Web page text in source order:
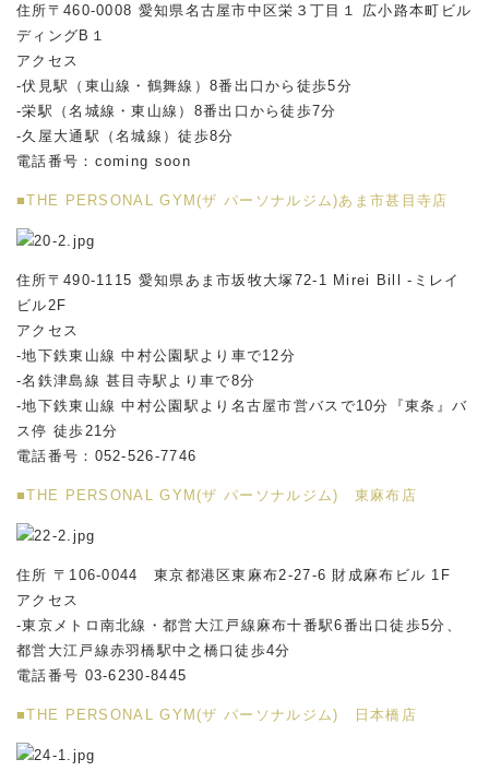
住所〒460-0008 愛知県名古屋市中区栄３丁目１ 広小路本町ビル
ディングB１
アクセス
-伏見駅（東山線・鶴舞線）8番出口から徒歩5分
-栄駅（名城線・東山線）8番出口から徒歩7分
-久屋大通駅（名城線）徒歩8分
電話番号：coming soon
■THE PERSONAL GYM(ザ パーソナルジム)あま市甚目寺店
住所〒490-1115 愛知県あま市坂牧大塚72-1 Mirei Bill -ミレイ
ビル2F
アクセス
-地下鉄東山線 中村公園駅より車で12分
-名鉄津島線 甚目寺駅より車で8分
-地下鉄東山線 中村公園駅より名古屋市営バスで10分『東条』バ
ス停 徒歩21分
電話番号：052-526-7746
■THE PERSONAL GYM(ザ パーソナルジム) 東麻布店
住所 〒106-0044 東京都港区東麻布2-27-6 財成麻布ビル 1F
アクセス
-東京メトロ南北線・都営大江戸線麻布十番駅6番出口徒歩5分、
都営大江戸線赤羽橋駅中之橋口徒歩4分
電話番号 03-6230-8445
■THE PERSONAL GYM(ザ パーソナルジム) 日本橋店